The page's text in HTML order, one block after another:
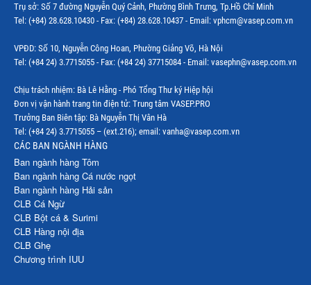
Thị trường Indonesia
Thị trường Mỹ
Thị trường Nga
Thị trường Hàn Quốc
Thị trường Nhật Bản
Thị trường Thái Lan
Thị trường Trung Quốc
Thị trường Philippines
Thị trường Tây Ban Nha
Thị trường thủy sản khác
Trụ sở: Số 7 đường Nguyễn Quý Cảnh, Phường Bình Trưng, Tp.Hồ Chí Minh
Tel: (+84) 28.628.10430 - Fax: (+84) 28.628.10437 - Email: vphcm@vasep.com.vn
VPĐD: Số 10, Nguyễn Công Hoan, Phường Giảng Võ, Hà Nội
Tel: (+84 24) 3.7715055 - Fax: (+84 24) 37715084 - Email: vasephn@vasep.com.vn
Chịu trách nhiệm: Bà Lê Hằng - Phó Tổng Thư ký Hiệp hội
Đơn vị vận hành trang tin điện tử: Trung tâm VASEP.PRO
Trưởng Ban Biên tập: Bà Nguyễn Thị Vân Hà
Tel: (+84 24) 3.7715055 – (ext.216); email: vanha@vasep.com.vn
CÁC BAN NGÀNH HÀNG
Ban ngành hàng Tôm
Ban ngành hàng Cá nước ngọt
Ban ngành hàng Hải sản
CLB Cá Ngừ
CLB Bột cá & Surimi
CLB Hàng nội địa
CLB Ghẹ
Chương trình IUU